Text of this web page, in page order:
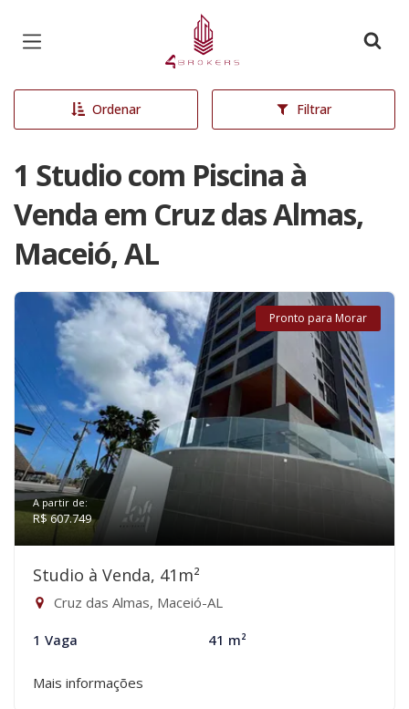
Página inicial
Ordenar Filtrar
1 Studio com Piscina à
Venda em Cruz das Almas,
Maceió, AL
Pronto para Morar
A partir de:
R$ 607.749
Studio à Venda, 41m²
Cruz das Almas, Maceió-AL
1 Vaga 41 m²
Mais informações